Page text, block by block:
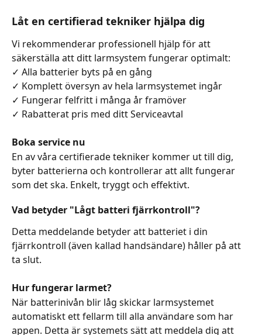
Låt en certifierad tekniker hjälpa dig
Vi rekommenderar professionell hjälp för att
säkerställa att ditt larmsystem fungerar optimalt:
✓ Alla batterier byts på en gång
✓ Komplett översyn av hela larmsystemet ingår
✓ Fungerar felfritt i många år framöver
✓ Rabatterat pris med ditt Serviceavtal
Boka service nu
En av våra certifierade tekniker kommer ut till dig,
byter batterierna och kontrollerar att allt fungerar
som det ska. Enkelt, tryggt och effektivt.
Vad betyder "Lågt batteri fjärrkontroll"?
Detta meddelande betyder att batteriet i din
fjärrkontroll (även kallad handsändare) håller på att
ta slut.
Hur fungerar larmet?
När batterinivån blir låg skickar larmsystemet
automatiskt ett fellarm till alla användare som har
appen. Detta är systemets sätt att meddela dig att